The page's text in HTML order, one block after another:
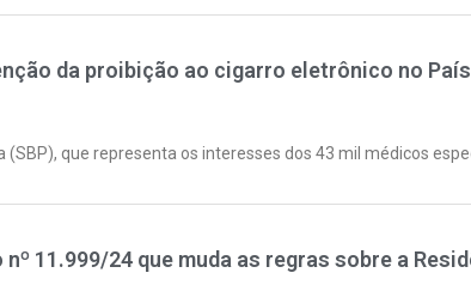
da proibição ao cigarro eletrônico no
(SBP), que representa os interesses dos 43 mil médicos
11.999/24 que muda as regras sobre a